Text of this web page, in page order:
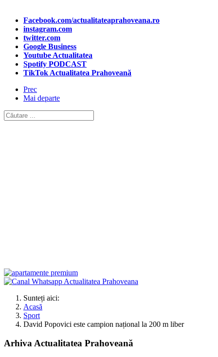
Facebook.com/actualitateaprahoveana.ro
instagram.com
twitter.com
Google Business
Youtube Actualitatea
Spotify PODCAST
TikTok Actualitatea Prahoveană
Prec
Mai departe
Sunteți aici:
Acasă
Sport
David Popovici este campion național la 200 m liber
Arhiva Actualitatea Prahoveană